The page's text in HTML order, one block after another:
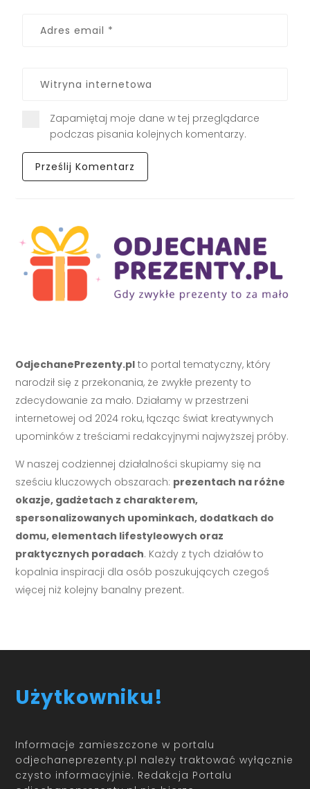
Zapamiętaj moje dane w tej przeglądarce
podczas pisania kolejnych komentarzy.
OdjechanePrezenty.pl to portal tematyczny, który
narodził się z przekonania, że zwykłe prezenty to
zdecydowanie za mało. Działamy w przestrzeni
internetowej od 2024 roku, łącząc świat kreatywnych
upominków z treściami redakcyjnymi najwyższej próby.
W naszej codziennej działalności skupiamy się na
sześciu kluczowych obszarach: prezentach na różne
okazje, gadżetach z charakterem,
spersonalizowanych upominkach, dodatkach do
domu, elementach lifestyleowych oraz
praktycznych poradach. Każdy z tych działów to
kopalnia inspiracji dla osób poszukujących czegoś
więcej niż kolejny banalny prezent.
Użytkowniku!
Informacje zamieszczone w portalu
odjechaneprezenty.pl należy traktować wyłącznie
czysto informacyjnie. Redakcja Portalu